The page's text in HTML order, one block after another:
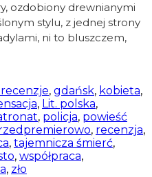
ozdobiony drewnianymi
stylu, z jednej strony
ni to bluszczem,
, gdańsk, kobieta,
, Lit. polska,
, policja, powieść
, recenzja,
, tajemnicza śmierć,
, współpraca,
, zło